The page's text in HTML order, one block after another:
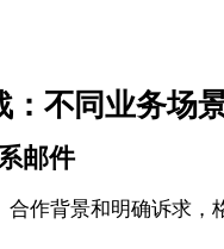
：不同业务场
邮件
作背景和明确诉求，